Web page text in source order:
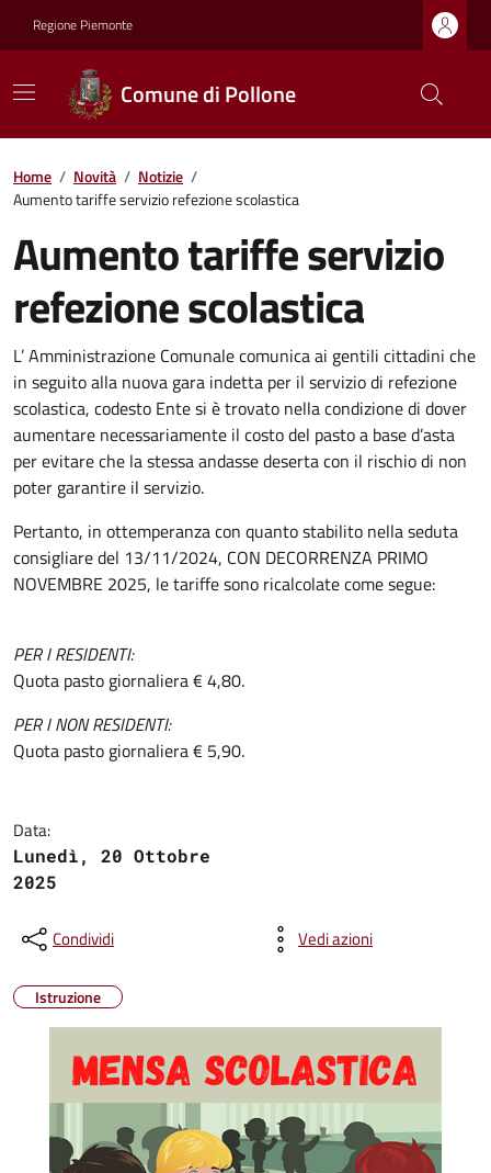
Regione Piemonte
Comune di Pollone
Home / Novità / Notizie /
Aumento tariffe servizio refezione scolastica
Aumento tariffe servizio
refezione scolastica
L’ Amministrazione Comunale comunica ai gentili cittadini che
in seguito alla nuova gara indetta per il servizio di refezione
scolastica, codesto Ente si è trovato nella condizione di dover
aumentare necessariamente il costo del pasto a base d’asta
per evitare che la stessa andasse deserta con il rischio di non
poter garantire il servizio.
Pertanto, in ottemperanza con quanto stabilito nella seduta
consigliare del 13/11/2024, CON DECORRENZA PRIMO
NOVEMBRE 2025, le tariffe sono ricalcolate come segue:
PER I RESIDENTI:
Quota pasto giornaliera € 4,80.
PER I NON RESIDENTI:
Quota pasto giornaliera € 5,90.
Data:
Lunedì, 20 Ottobre
2025
Condividi Vedi azioni
Istruzione